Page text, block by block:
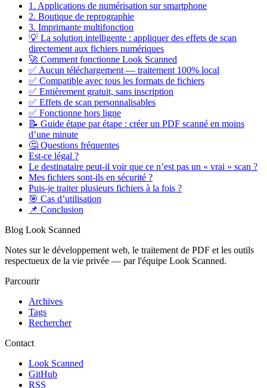
1. Applications de numérisation sur smartphone
2. Boutique de reprographie
3. Imprimante multifonction
💡 La solution intelligente : appliquer des effets de scan
directement aux fichiers numériques
🚀 Comment fonctionne Look Scanned
✅ Aucun téléchargement — traitement 100% local
✅ Compatible avec tous les formats de fichiers
✅ Entièrement gratuit, sans inscription
✅ Effets de scan personnalisables
✅ Fonctionne hors ligne
📝 Guide étape par étape : créer un PDF scanné en moins
d’une minute
🤔 Questions fréquentes
Est-ce légal ?
Le destinataire peut-il voir que ce n’est pas un « vrai » scan ?
Mes fichiers sont-ils en sécurité ?
Puis-je traiter plusieurs fichiers à la fois ?
🎯 Cas d’utilisation
📌 Conclusion
Blog Look Scanned
Notes sur le développement web, le traitement de PDF et les outils
respectueux de la vie privée — par l'équipe Look Scanned.
Parcourir
Archives
Tags
Rechercher
Contact
Look Scanned
GitHub
RSS